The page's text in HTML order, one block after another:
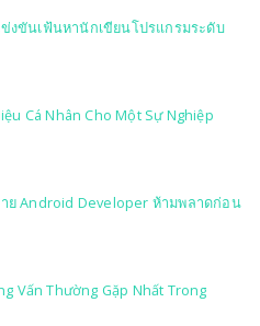
งขันเฟ้นหานักเขียนโปรแกรมระดับ
Cá Nhân Cho Một Sự Nghiệp
ย Android Developer ห้ามพลาดก่อน
Vấn Thường Gặp Nhất Trong